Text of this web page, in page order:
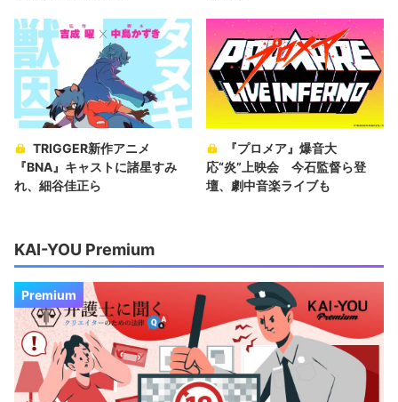
TRIGGER新作アニメ
『BNA』キャストに諸星すみ
れ、細谷佳正ら
『プロメア』爆音大
応“炎”上映会 今石監督ら登
壇、劇中音楽ライブも
KAI-YOU Premium
Premium